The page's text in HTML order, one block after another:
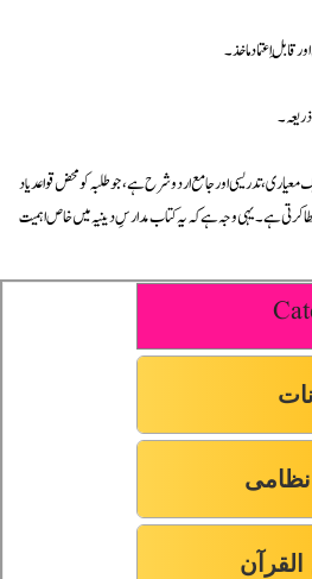
اعتماد ماخذ۔
معیاری، تدریسی اور جامع اردو شرح ہے، جو طلبہ کو محض قواعد یاد
کرتی ہے۔ یہی وجہ ہے کہ یہ کتاب مدارسِ دینیہ میں خاص اہمیت